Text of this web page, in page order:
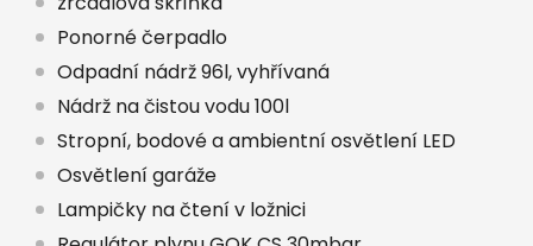
Ponorné čerpadlo
Odpadní nádrž 96l, vyhřívaná
Nádrž na čistou vodu 100l
Stropní, bodové a ambientní osvětlení LED
Osvětlení garáže
Lampičky na čtení v ložnici